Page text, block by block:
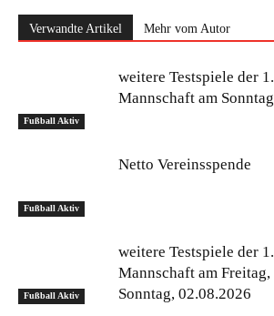
Verwandte Artikel Mehr vom Autor
Fußball Aktiv
weitere Testspiele der
Mannschaft am
Fußball Aktiv
Netto Vereinsspende
Fußball Aktiv
weitere Testspiele der
Mannschaft am Freitag,
Sonntag, 02.08.2026